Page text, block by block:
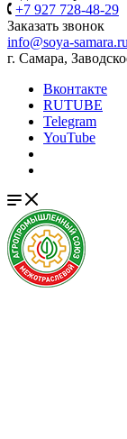
+7 927 728-48-29
Заказать звонок
info@soya-samara.ru
г. Самара,
Вконтакте
RUTUBE
Telegram
YouTube